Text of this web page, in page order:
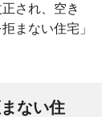
され、空き
まない住宅」
ない住